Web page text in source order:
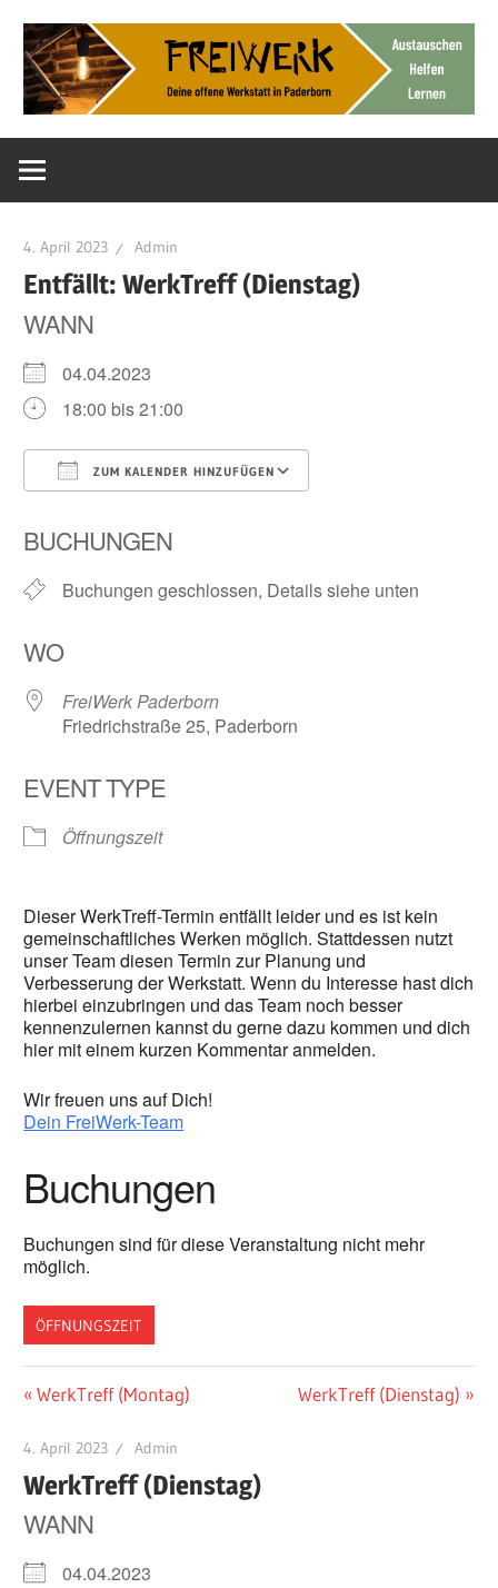
Inhalt
springen
FreiWerk
Paderborn
offene
4. April 2023 Admin
Entfällt: WerkTreff (Dienstag)
WANN
04.04.2023
18:00 bis 21:00
ZUM KALENDER HINZUFÜGEN
BUCHUNGEN
Buchungen geschlossen, Details siehe unten
WO
FreiWerk Paderborn
Friedrichstraße 25, Paderborn
EVENT TYPE
Öffnungszeit
Dieser WerkTreff-Termin entfällt leider und es ist kein
gemeinschaftliches Werken möglich. Stattdessen nutzt
unser Team diesen Termin zur Planung und
Verbesserung der Werkstatt. Wenn du Interesse hast dich
hierbei einzubringen und das Team noch besser
kennenzulernen kannst du gerne dazu kommen und dich
hier mit einem kurzen Kommentar anmelden.
Wir freuen uns auf Dich!
Dein FreiWerk-Team
Buchungen
Buchungen sind für diese Veranstaltung nicht mehr
möglich.
ÖFFNUNGSZEIT
Beitragsnavigation
Vorheriger
WerkTreff (Montag)
Nächster
WerkTreff (Dienstag)
4. April 2023 Admin
WerkTreff (Dienstag)
WANN
04.04.2023